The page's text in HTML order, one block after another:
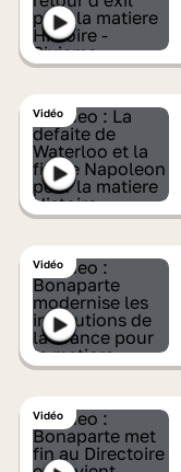
Vidéo
Vidéo
Vidéo